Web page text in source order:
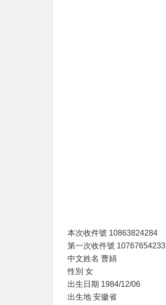
本次收件號 10863824284
第一次收件號 10767654233
中文姓名 曹娟
性別 女
出生日期 1984/12/06
出生地 安徽省